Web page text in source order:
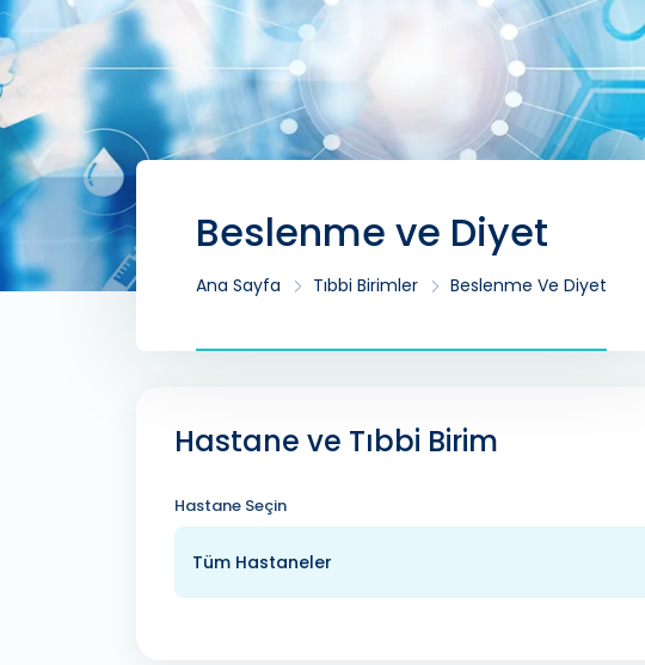
Beslenme ve Diyet
Ana Sayfa Tıbbi Birimler Beslenme Ve Diyet
Hastane ve Tıbbi Birim
Hastane Seçin
Tüm Hastaneler